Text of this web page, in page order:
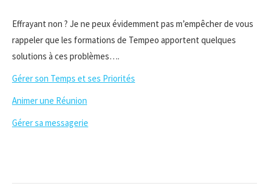
Effrayant non ? Je ne peux évidemment pas m’empêcher de vous
rappeler que les formations de Tempeo apportent quelques
solutions à ces problèmes….
Gérer son Temps et ses Priorités
Animer une Réunion
Gérer sa messagerie